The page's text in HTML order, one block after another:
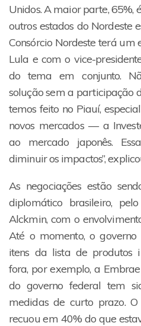
Unidos. A maior parte, 65%,
outros estados do Nordeste
Consórcio Nordeste terá um
Lula e com o vice-
do tema em conjunto.
solução sem a participação
temos feito no Piauí,
novos mercados — a
ao mercado japonês.
diminuir os impactos”,
As negociações estão
diplomático brasileiro,
Alckmin, com o
Até o momento, o
itens da lista de produtos
fora, por exemplo, a
do governo federal tem
medidas de curto prazo.
recuou em 40% do que